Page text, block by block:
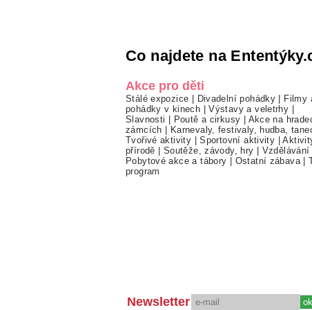
Co najdete na
Akce pro děti
Stálé expozice | Divadelní pohádky | Filmy
pohádky v kinech |Výstavy a veletrhy |
Slavnosti | Poutě a cirkusy | Akce na
zámcích | Karnevaly, festivaly, hudba,
Tvořivé aktivity |Sportovní aktivity |
přírodě | Soutěže, závody, hry | Vzdělávání
Pobytové akce a tábory | Ostatní zábava |
program
Newsletter